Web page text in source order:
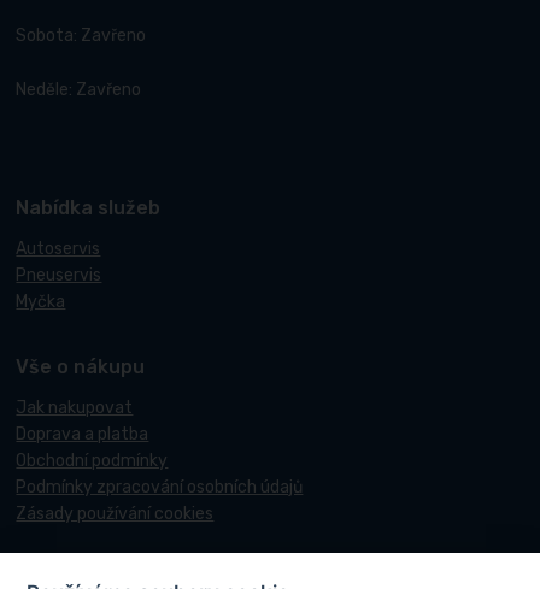
Sobota: Zavřeno
Neděle: Zavřeno
Nabídka služeb
Autoservis
Pneuservis
Myčka
Vše o nákupu
Jak nakupovat
Doprava a platba
Obchodní podmínky
Podmínky zpracování osobních údajů
Zásady používání cookies